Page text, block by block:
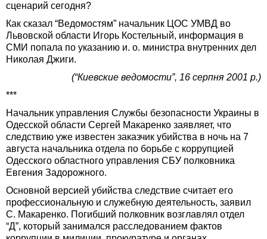
сценарий сегодня?
Как сказал “Ведомостям” начальник ЦОС УМВД во
Львовской области Игорь Костельный, информация в
СМИ попала по указанию и. о. министра внутренних дел
Николая Джиги.
(“Киевские ведомости”, 16 серпня 2001 р.)
***
Начальник управления Службы безопасности Украины в
Одесской области Сергей Макаренко заявляет, что
следствию уже известен заказчик убийства в ночь на 7
августа начальника отдела по борьбе с коррупцией
Одесского областного управления СБУ полковника
Евгения Задорожного.
Основной версией убийства следствие считает его
профессиональную и служебную деятельность, заявил
С. Макаренко. Погибший полковник возглавлял отдел
“Д”, который занимался расследованием фактов